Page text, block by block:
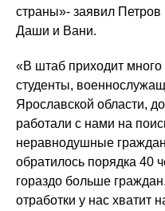
страны»- заявил
Даши и Вани.
«В штаб приходит
студенты,
Ярославской области,
работали с нами на
неравнодушные
обратилось порядка 40
гораздо больше
отработки у нас хватит